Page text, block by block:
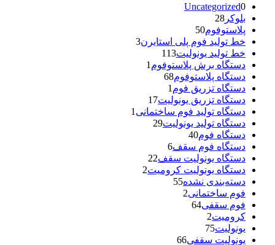
Uncategorized0
بلوکر 28
پلاستوفوم50
خط تولید فوم پلی استایرن3
خط تولید یونولیت113
دستگاه برش پلاستوفوم 1
دستگاه پلاستوفوم68
دستگاه تزریق فوم 1
دستگاه تزریق یونولیت17
دستگاه تولید فوم ساختمانی 1
دستگاه تولید یونولیت29
دستگاه فوم40
دستگاه فوم سقف6
دستگاه یونولیت سقف22
دستگاه یونولیت کرومیت2
دسته‌بندی نشده55
فوم ساختمانی2
فوم سقفی64
کرومیت2
یونولیت75
یونولیت سقفی66